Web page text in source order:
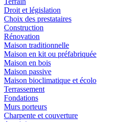
Droit et législation
Choix des prestataires
Construction
Rénovation
Maison traditionnelle
Maison en kit ou préfabriquée
Maison en bois
Maison passive
Maison bioclimatique et écolo
Terrassement
Fondations
Murs porteurs
Charpente et couverture